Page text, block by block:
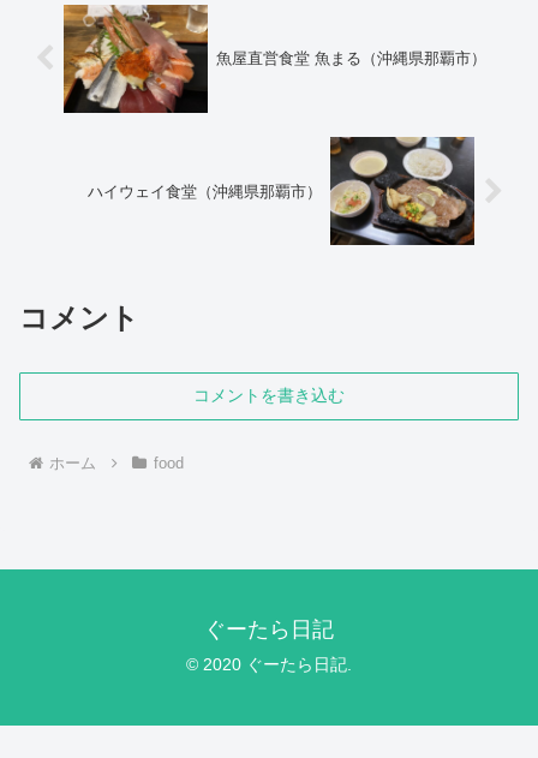
魚屋直営食堂 魚まる（沖縄県那覇市）
ハイウェイ食堂（沖縄県那覇市）
コメント
コメントを書き込む
ホーム food
ぐーたら日記
© 2020 ぐーたら日記.